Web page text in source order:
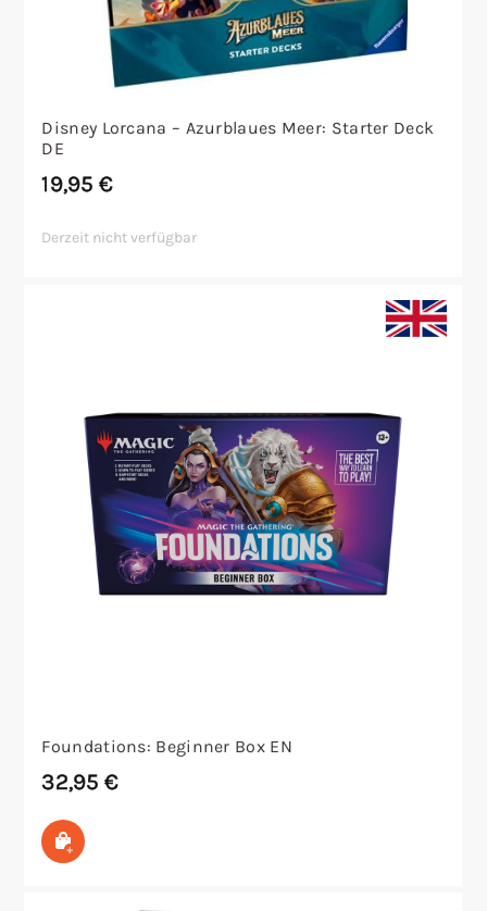
Disney Lorcana – Azurblaues Meer: Starter Deck
DE
19,95€
Derzeit nicht verfügbar
Foundations: Beginner Box EN
32,95€
In den Warenkorb